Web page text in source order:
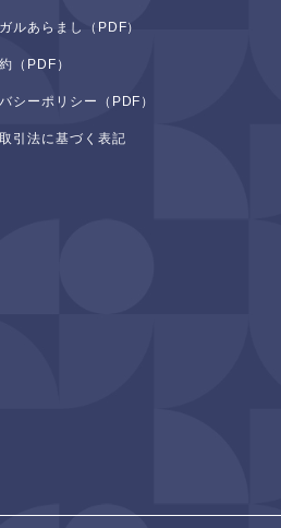
ルあらまし（PDF）
（PDF）
シーポリシー（PDF）
引法に基づく表記